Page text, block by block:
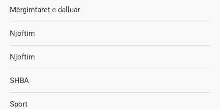
Mërgimtaret e dalluar
Njoftim
Njoftim
SHBA
Sport